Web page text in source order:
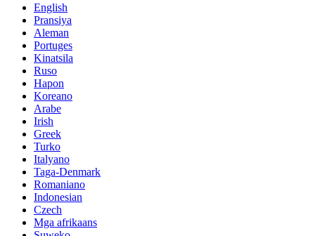
English
Pransiya
Aleman
Portuges
Kinatsila
Ruso
Hapon
Koreano
Arabe
Irish
Greek
Turko
Italyano
Taga-Denmark
Romaniano
Indonesian
Czech
Mga afrikaans